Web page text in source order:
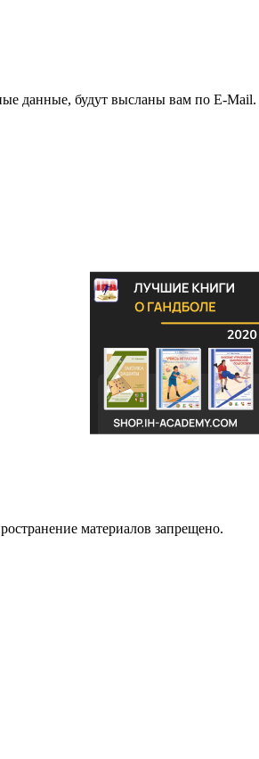
данные, будут высланы вам по E-Mail.
материалов запрещено.